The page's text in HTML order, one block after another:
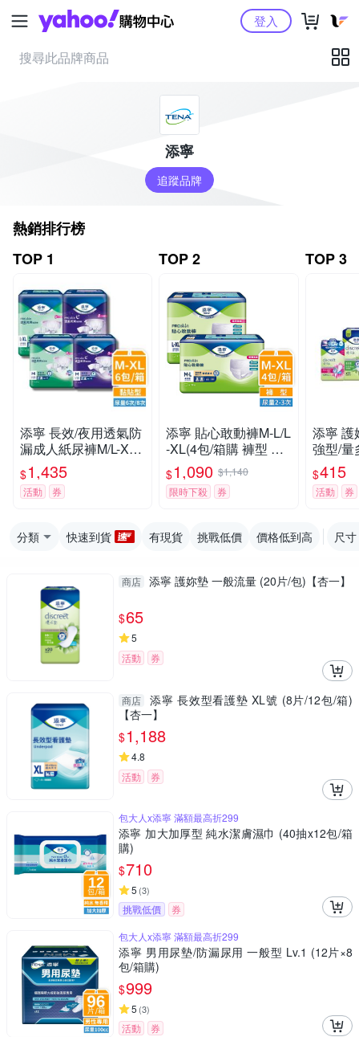
Yahoo購物中心登入
添寧
追蹤品牌
熱銷排行榜
TOP 1
添寧 長效/夜用透氣防
漏成人紙尿褲M/L-XL
(6包/箱購,黏貼型)
$1,435
活動 券
TOP 2
添寧 貼心敢動褲M-L/L
-XL(4包/箱購 褲型 成
人紙尿褲/復健褲)
$1,090 $1,140
限時下殺
券
TOP 3
添寧 護
強型/量
包/箱購)
$415
活動 券
分類 快速到貨 有現貨 挑戰低價 價格低到高 尺寸
商店 添寧 護妳墊 一般流量 (20片/包)【杏一】
$65
5
活動
券
商店
添寧 長效型看護墊 XL號 (8片/12包/箱)
【杏一】
$1,188
4.8
活動
券
包大人x添寧 滿額最高折299
添寧 加大加厚型 純水潔膚濕巾 (40抽x12包/箱
購)
$710
5 (3)
挑戰低價
券
包大人x添寧 滿額最高折299
添寧 男用尿墊/防漏尿用 一般型 Lv.1 (12片×8
包/箱購)
$999
5 (3)
活動 券